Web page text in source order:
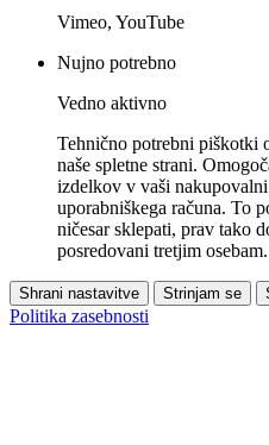
Vimeo, YouTube
Nujno potrebno
Vedno aktivno
Tehnično potrebni piškotki
naše spletne strani.
izdelkov v vaši
uporabniškega računa. To
ničesar sklepati, prav tako
posredovani tretjim osebam.
Shrani nastavitve Strinjam se
Politika zasebnosti